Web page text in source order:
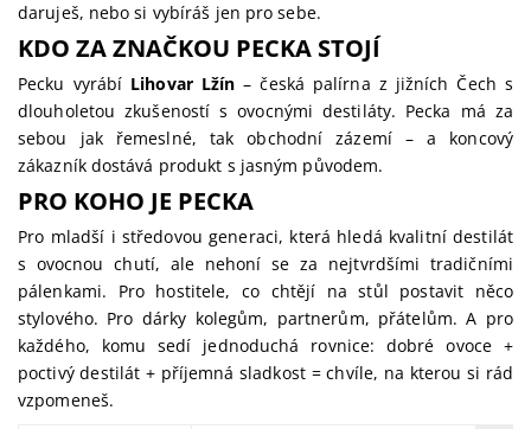
daruješ, nebo si vybíráš jen pro sebe.
KDO ZA ZNAČKOU PECKA STOJÍ
Pecku vyrábí Lihovar Lžín – česká palírna z jižních Čech s
dlouholetou zkušeností s ovocnými destiláty. Pecka má za
sebou jak řemeslné, tak obchodní zázemí – a koncový
zákazník dostává produkt s jasným původem.
PRO KOHO JE PECKA
Pro mladší i středovou generaci, která hledá kvalitní destilát
s ovocnou chutí, ale nehoní se za nejtvrdšími tradičními
pálenkami. Pro hostitele, co chtějí na stůl postavit něco
stylového. Pro dárky kolegům, partnerům, přátelům. A pro
každého, komu sedí jednoduchá rovnice: dobré ovoce +
poctivý destilát + příjemná sladkost = chvíle, na kterou si rád
vzpomeneš.